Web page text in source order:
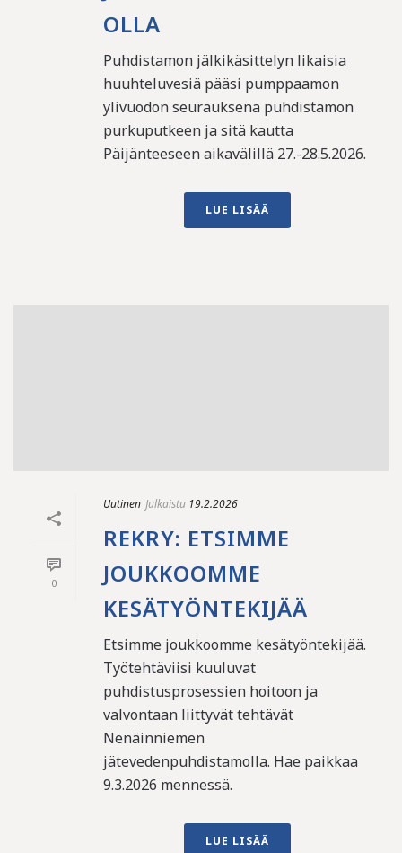
OLLA
Puhdistamon jälkikäsittelyn likaisia
huuhteluvesiä pääsi pumppaamon
ylivuodon seurauksena puhdistamon
purkuputkeen ja sitä kautta
Päijänteeseen aikavälillä 27.-28.5.2026.
LUE LISÄÄ
0
Uutinen Julkaistu 19.2.2026
REKRY: ETSIMME
JOUKKOOMME
KESÄTYÖNTEKIJÄÄ
Etsimme joukkoomme kesätyöntekijää.
Työtehtäviisi kuuluvat
puhdistusprosessien hoitoon ja
valvontaan liittyvät tehtävät
Nenäinniemen
jätevedenpuhdistamolla. Hae paikkaa
9.3.2026 mennessä.
LUE LISÄÄ